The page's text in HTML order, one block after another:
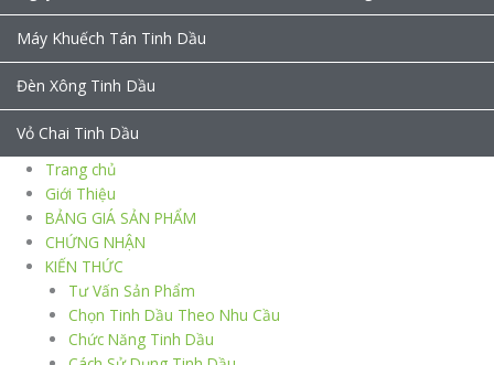
Máy Khuếch Tán Tinh Dầu
Đèn Xông Tinh Dầu
Vỏ Chai Tinh Dầu
Trang chủ
Giới Thiệu
BẢNG GIÁ SẢN PHẨM
CHỨNG NHẬN
KIẾN THỨC
Tư Vấn Sản Phẩm
Chọn Tinh Dầu Theo Nhu Cầu
Chức Năng Tinh Dầu